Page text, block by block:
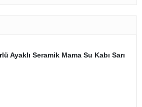
Ayaklı Seramik Mama Su Kabı Sarı